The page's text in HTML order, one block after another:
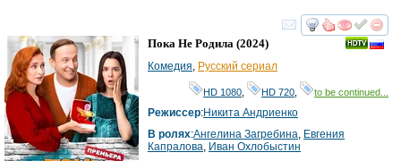
смотреть
Пока Не Родила (2024)
Комедия, Русский сериал
HD 1080 HD 720 to be continued...
Режиссер:Никита Андриенко
В ролях:Ангелина Загребина, Евгения
Капралова, Иван Охлобыстин